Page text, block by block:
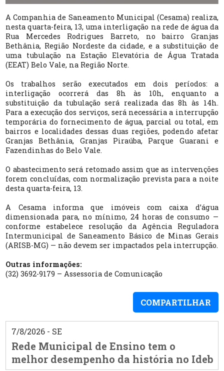
A Companhia de Saneamento Municipal (Cesama) realiza,
nesta quarta-feira, 13, uma interligação na rede de água da
Rua Mercedes Rodrigues Barreto, no bairro Granjas
Bethânia, Região Nordeste da cidade, e a substituição de
uma tubulação na Estação Elevatória de Água Tratada
(EEAT) Belo Vale, na Região Norte.
Os trabalhos serão executados em dois períodos: a
interligação ocorrerá das 8h às 10h, enquanto a
substituição da tubulação será realizada das 8h às 14h.
Para a execução dos serviços, será necessária a interrupção
temporária do fornecimento de água, parcial ou total, em
bairros e localidades dessas duas regiões, podendo afetar
Granjas Bethânia, Granjas Piraúba, Parque Guarani e
Fazendinhas do Belo Vale.
O abastecimento será retomado assim que as intervenções
forem concluídas, com normalização prevista para a noite
desta quarta-feira, 13.
A Cesama informa que imóveis com caixa d’água
dimensionada para, no mínimo, 24 horas de consumo —
conforme estabelece resolução da Agência Reguladora
Intermunicipal de Saneamento Básico de Minas Gerais
(ARISB-MG) — não devem ser impactados pela interrupção.
Outras informações:
(32) 3692-9179 – Assessoria de Comunicação
COMPARTILHAR
7/8/2026 - SE
Rede Municipal de Ensino tem o
melhor desempenho da história no Ideb